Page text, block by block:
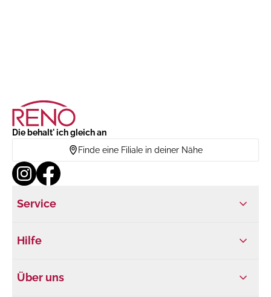
Die behalt' ich gleich an
Finde eine Filiale in deiner Nähe
Service
Hilfe
Über uns